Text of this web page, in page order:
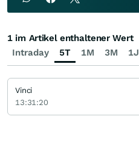
Intraday 5T 1M 3M 1J
1 im Artikel enthaltener Wert
Vinci
13:31:20